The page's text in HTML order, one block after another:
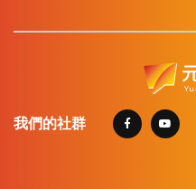
我們的社群